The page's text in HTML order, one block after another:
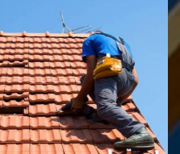
Il est à noter que vous
pour vos urgences fuite de